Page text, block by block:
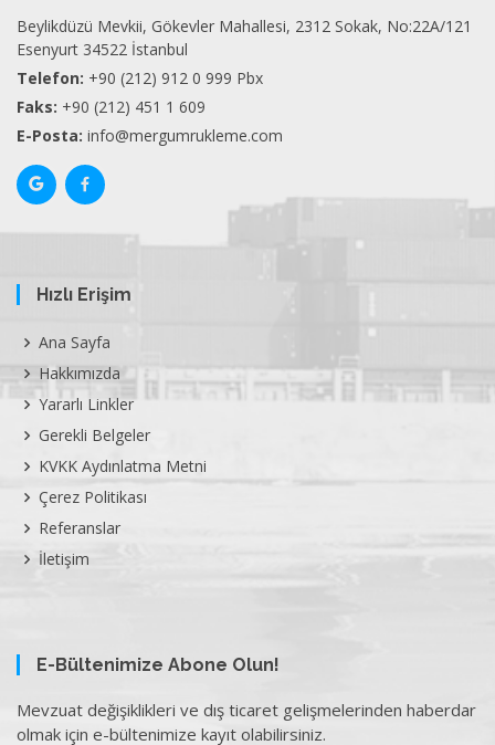
Beylikdüzü Mevkii, Gökevler Mahallesi, 2312 Sokak, No:22A/121
Esenyurt 34522 İstanbul
Telefon: +90 (212) 912 0 999 Pbx
Faks: +90 (212) 451 1 609
E-Posta: info@mergumrukleme.com
Hızlı Erişim
Ana Sayfa
Hakkımızda
Yararlı Linkler
Gerekli Belgeler
KVKK Aydınlatma Metni
Çerez Politikası
Referanslar
İletişim
E-Bültenimize Abone Olun!
Mevzuat değişiklikleri ve dış ticaret gelişmelerinden haberdar
olmak için e-bültenimize kayıt olabilirsiniz.